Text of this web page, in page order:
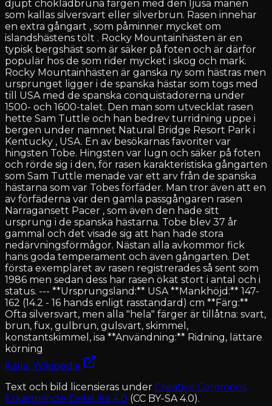
djupt chokladbruna färgen med den ljusa manen
som kallas silversvart eller silverbrun. Rasen innehar
en extra gångart , som påminner mycket om
islandshästens tölt . Rocky Mountainhästen är en
typisk bergshäst som är säker på foten och är därför
populär hos de som rider mycket i skog och mark.
Rocky Mountainhästen är ganska ny som hästras men
ursprunget ligger i de spanska hästar som togs med
till USA med de spanska conquistadorerna under
1500- och 1600-talet. Den man som utvecklat rasen
hette Sam Tuttle och han bedrev turridning uppe i
bergen under namnet Natural Bridge Resort Park i
Kentucky , USA. En av besökarnas favoriter var
hingsten Tobe. Hingsten var lugn och säker på foten
och rörde sig i den, för rasen karakteristiska gångarten
som Sam Tuttle menade var ett arv från de spanska
hästarna som var Tobes förfäder. Man tror även att en
av förfäderna var den gamla passgångaren rasen
Narragansett Pacer , som även den hade sitt
ursprung i de spanska hästarna. Tobe blev 37 år
gammal och det visade sig att han hade stora
nedärvningsförmågor. Nästan alla avkommor fick
hans goda temperament och även gångarten. Det
första exemplaret av rasen registrerades så sent som
1986 men sedan dess har rasen ökat stort i antal och i
status. --- **Ursprungsland:** USA **Mankhöjd:** 147-
162 (14.2 - 16 hands enligt rasstandard) cm **Färg:**
Ofta silversvart, men alla "hela" färger är tillåtna: svart,
brun, fux, gulbrun, gulsvart, skimmel,
konstantskimmel, isa **Användning:** Ridning, lättare
körning
Källa: Wikipedia
Text och bild licensieras under Creative Commons
Erkännande-DelaLika 4.0 (CC BY-SA 4.0).